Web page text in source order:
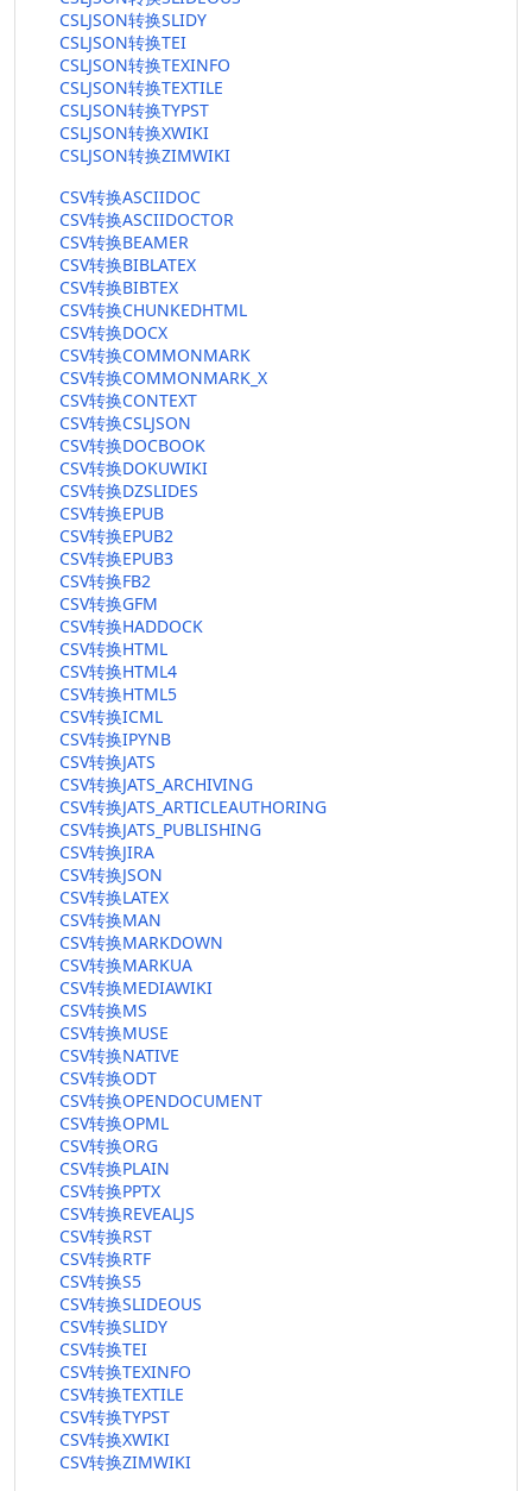
CSLJSON转换SLIDY
CSLJSON转换TEI
CSLJSON转换TEXINFO
CSLJSON转换TEXTILE
CSLJSON转换TYPST
CSLJSON转换XWIKI
CSLJSON转换ZIMWIKI
CSV转换ASCIIDOC
CSV转换ASCIIDOCTOR
CSV转换BEAMER
CSV转换BIBLATEX
CSV转换BIBTEX
CSV转换CHUNKEDHTML
CSV转换DOCX
CSV转换COMMONMARK
CSV转换COMMONMARK_X
CSV转换CONTEXT
CSV转换CSLJSON
CSV转换DOCBOOK
CSV转换DOKUWIKI
CSV转换DZSLIDES
CSV转换EPUB
CSV转换EPUB2
CSV转换EPUB3
CSV转换FB2
CSV转换GFM
CSV转换HADDOCK
CSV转换HTML
CSV转换HTML4
CSV转换HTML5
CSV转换ICML
CSV转换IPYNB
CSV转换JATS
CSV转换JATS_ARCHIVING
CSV转换JATS_ARTICLEAUTHORING
CSV转换JATS_PUBLISHING
CSV转换JIRA
CSV转换JSON
CSV转换LATEX
CSV转换MAN
CSV转换MARKDOWN
CSV转换MARKUA
CSV转换MEDIAWIKI
CSV转换MS
CSV转换MUSE
CSV转换NATIVE
CSV转换ODT
CSV转换OPENDOCUMENT
CSV转换OPML
CSV转换ORG
CSV转换PLAIN
CSV转换PPTX
CSV转换REVEALJS
CSV转换RST
CSV转换RTF
CSV转换S5
CSV转换SLIDEOUS
CSV转换SLIDY
CSV转换TEI
CSV转换TEXINFO
CSV转换TEXTILE
CSV转换TYPST
CSV转换XWIKI
CSV转换ZIMWIKI